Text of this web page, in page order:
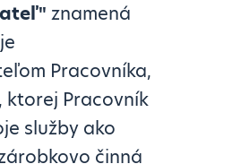
znamená
Pracovníka,
ktorej Pracovník
služby ako
činná